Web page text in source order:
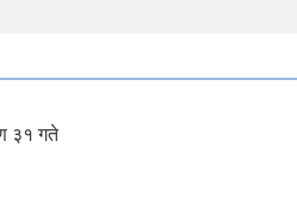
३१ गते